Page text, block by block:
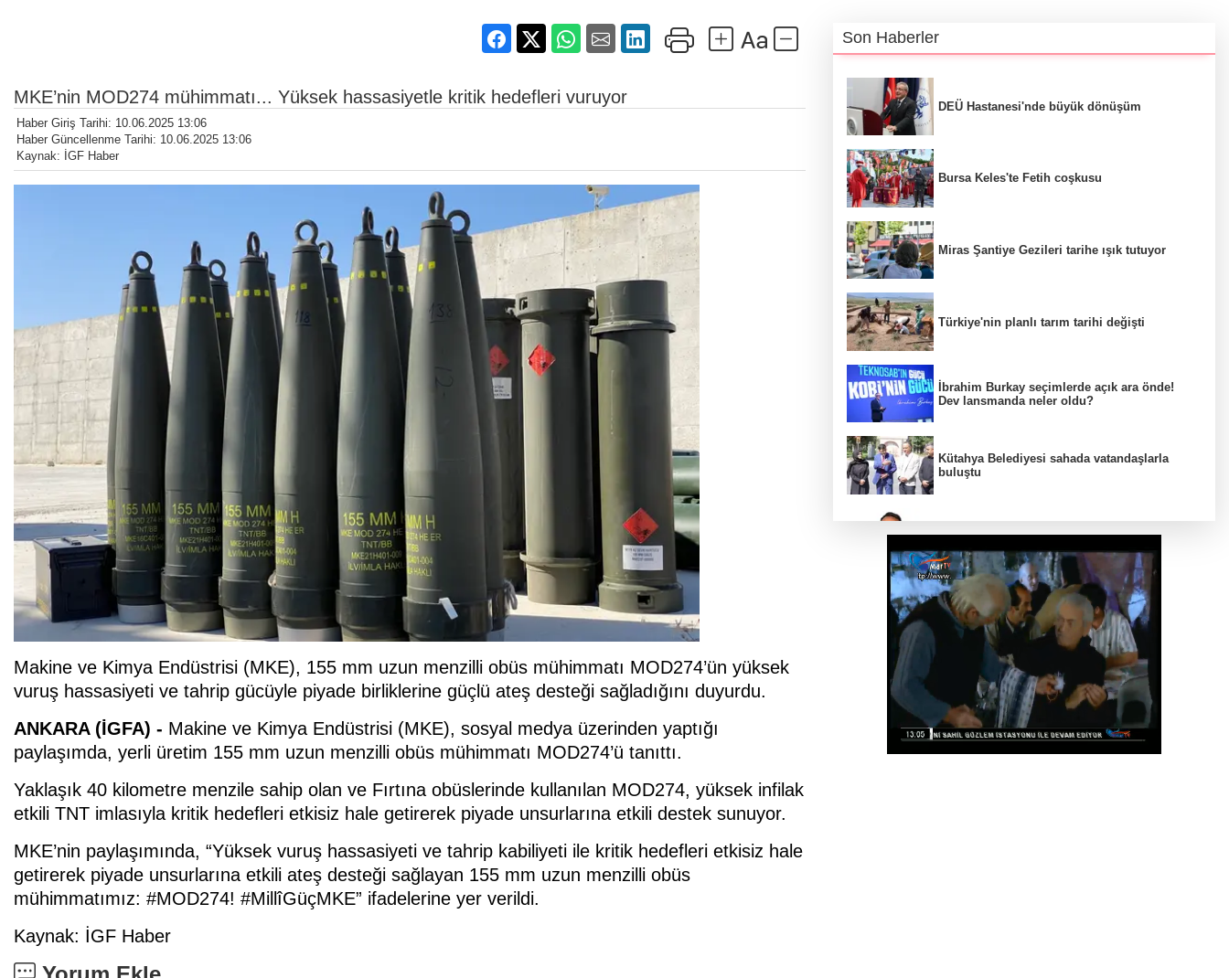
MKE’nin MOD274 mühimmatı... Yüksek hassasiyetle kritik hedefleri vuruyor
Haber Giriş Tarihi: 10.06.2025 13:06
Haber Güncellenme Tarihi: 10.06.2025 13:06
Kaynak: İGF Haber
Makine ve Kimya Endüstrisi (MKE), 155 mm uzun menzilli obüs mühimmatı MOD274’ün yüksek
vuruş hassasiyeti ve tahrip gücüyle piyade birliklerine güçlü ateş desteği sağladığını duyurdu.
ANKARA (İGFA) - Makine ve Kimya Endüstrisi (MKE), sosyal medya üzerinden yaptığı
paylaşımda, yerli üretim 155 mm uzun menzilli obüs mühimmatı MOD274’ü tanıttı.
Yaklaşık 40 kilometre menzile sahip olan ve Fırtına obüslerinde kullanılan MOD274, yüksek infilak
etkili TNT imlasıyla kritik hedefleri etkisiz hale getirerek piyade unsurlarına etkili destek sunuyor.
MKE’nin paylaşımında, “Yüksek vuruş hassasiyeti ve tahrip kabiliyeti ile kritik hedefleri etkisiz hale
getirerek piyade unsurlarına etkili ateş desteği sağlayan 155 mm uzun menzilli obüs
mühimmatımız: #MOD274! #MillîGüçMKE” ifadelerine yer verildi.
Kaynak: İGF Haber
Son Haberler
DEÜ Hastanesi'nde büyük dönüşüm
Bursa Keles'te Fetih coşkusu
Miras Şantiye Gezileri tarihe ışık tutuyor
Türkiye'nin planlı tarım tarihi değişti
İbrahim Burkay seçimlerde açık ara önde!
Dev lansmanda neler oldu?
Kütahya Belediyesi sahada vatandaşlarla
buluştu
İzmir Tire lokantalarında yeni dönem başlıyor
Lavantanın hikayesi başlıyor
İzmir Efes Selçuk'te engeller atölyelerle
aşılıyor
Kütahya Belediyesi'nden amatör spor
kulüplerine tam destek